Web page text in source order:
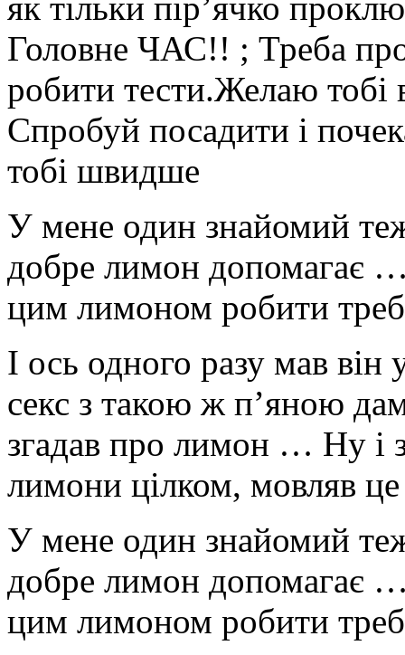
Головне ЧАС!! ; Треба
робити тести.Желаю тобі
Спробуй посадити і
тобі швидше
У мене один знайомий
добре лимон допомагає
цим лимоном робити
І ось одного разу мав
секс з такою ж п’яною
згадав про лимон … Ну і
лимони цілком, мовляв
У мене один знайомий
добре лимон допомагає
цим лимоном робити